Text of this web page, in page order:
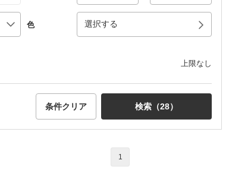
色 選択する
上限なし
条件クリア 検索（28）
1